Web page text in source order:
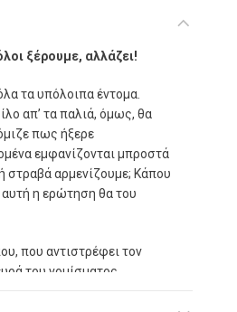
ξέρουμε, αλλάζει!
τα υπόλοιπα έντομα.
απ’ τα παλιά, όμως, θα
πως ήξερε
εμφανίζονται μπροστά
στραβά αρμενίζουμε; Κάπου
αυτή η ερώτηση θα του
που αντιστρέφει τον
του νομίσματος.